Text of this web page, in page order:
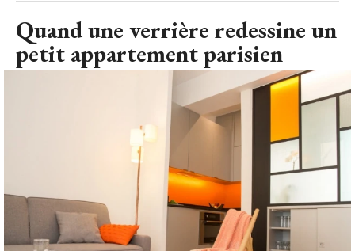
Quand une verrière redessine un
petit appartement parisien